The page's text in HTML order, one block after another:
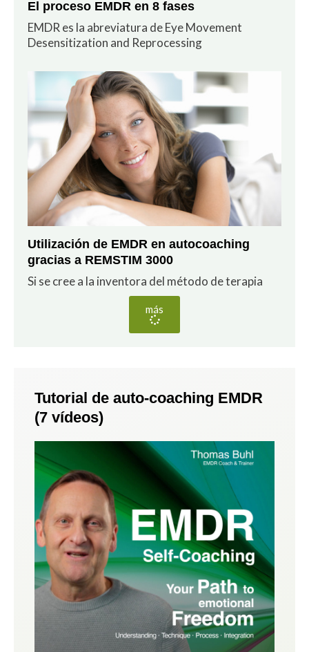
El proceso EMDR en 8 fases
EMDR es la abreviatura de Eye Movement
Desensitization and Reprocessing
Utilización de EMDR en autocoaching
gracias a REMSTIM 3000
Si se cree a la inventora del método de terapia
más
Tutorial de auto-coaching EMDR
(7 vídeos)